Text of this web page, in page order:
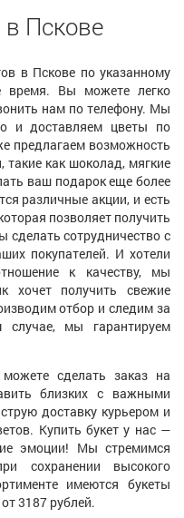
Пскове
в Пскове по указанному
время. Вы можете легко
нам по телефону. Мы
и доставляем цветы по
предлагаем возможность
такие как шоколад, мягкие
ваш подарок еще более
различные акции, и есть
позволяет получить
сделать сотрудничество с
покупателей. И хотели
к качеству, мы
хочет получить свежие
отбор и следим за
случае, мы гарантируем
сделать заказ на
близких с важными
доставку курьером и
Купить букет у нас —
эмоции! Мы стремимся
сохранении высокого
имеются букеты
3187 рублей.